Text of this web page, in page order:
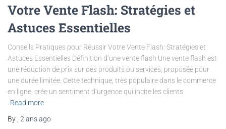
Votre Vente Flash: Stratégies et
Astuces Essentielles
Conseils Pratiques pour Réussir Votre Vente Flash: Stratégies et
Astuces Essentielles Définition d’une vente flash Une vente flash est
une réduction de prix sur des produits ou services, proposée pour
une durée limitée. Cette technique, très populaire dans le commerce
en ligne, crée un sentiment d’urgence qui incite les clients
Read more
By 2 ansago